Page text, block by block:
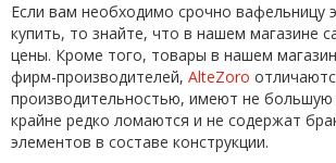
Если вам необходимо срочно вафельницу
купить, то знайте, что в нашем магазине
цены. Кроме того, товары в нашем
фирм-производителей, AlteZoro
производительностью, имеют не большую
крайне редко ломаются и не содержат
элементов в составе конструкции.